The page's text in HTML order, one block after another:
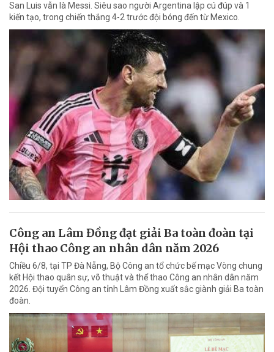
San Luis vẫn là Messi. Siêu sao người Argentina lập cú đúp và 1
kiến tạo, trong chiến thắng 4-2 trước đội bóng đến từ Mexico.
Công an Lâm Đồng đạt giải Ba toàn đoàn tại
Hội thao Công an nhân dân năm 2026
Chiều 6/8, tại TP Đà Nẵng, Bộ Công an tổ chức bế mạc Vòng chung
kết Hội thao quân sự, võ thuật và thể thao Công an nhân dân năm
2026. Đội tuyển Công an tỉnh Lâm Đồng xuất sắc giành giải Ba toàn
đoàn.